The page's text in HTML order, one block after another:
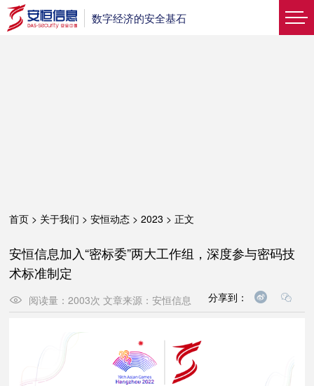
数字经济的安全基石
首页 > 关于我们 >安恒动态 >2023 >正文
安恒信息加入“密标委”两大工作组，深度参与密码技
术标准制定
阅读量：2003次文章来源：安恒信息 分享到：